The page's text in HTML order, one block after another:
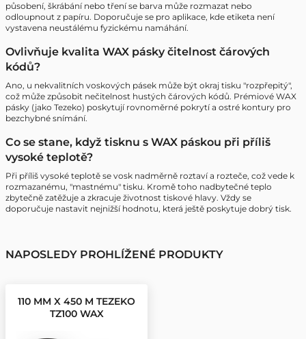
působení, škrábání nebo tření se barva může rozmazat nebo
odloupnout z papíru. Doporučuje se pro aplikace, kde etiketa není
vystavena neustálému fyzickému namáhání.
Ovlivňuje kvalita WAX pásky čitelnost čárových
kódů?
Ano, u nekvalitních voskových pásek může být okraj tisku "rozpřepitý",
což může způsobit nečitelnost hustých čárových kódů. Prémiové WAX
pásky (jako Tezeko) poskytují rovnoměrné pokrytí a ostré kontury pro
bezchybné snímání.
Co se stane, když tisknu s WAX páskou při příliš
vysoké teplotě?
Při příliš vysoké teplotě se vosk nadměrně roztaví a rozteče, což vede k
rozmazanému, "mastnému" tisku. Kromě toho nadbytečné teplo
zbytečně zatěžuje a zkracuje životnost tiskové hlavy. Vždy se
doporučuje nastavit nejnižší hodnotu, která ještě poskytuje dobrý tisk.
NAPOSLEDY PROHLÍŽENÉ PRODUKTY
110 MM X 450 M TEZEKO
TZ100 WAX